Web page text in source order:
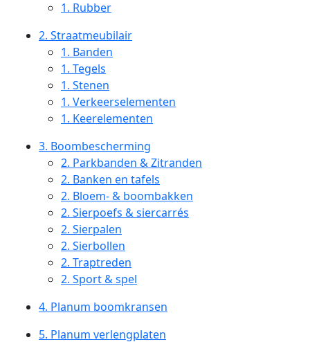
1. Rubber
2. Straatmeubilair
1. Banden
1. Tegels
1. Stenen
1. Verkeerselementen
1. Keerelementen
3. Boombescherming
2. Parkbanden & Zitranden
2. Banken en tafels
2. Bloem- & boombakken
2. Sierpoefs & siercarrés
2. Sierpalen
2. Sierbollen
2. Traptreden
2. Sport & spel
4. Planum boomkransen
5. Planum verlengplaten